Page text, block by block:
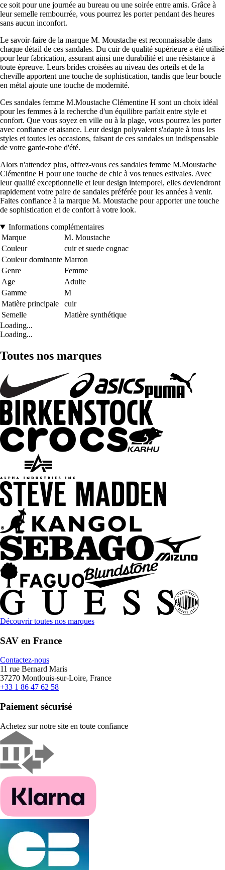
ce soit pour une journée au bureau ou une soirée entre amis. Grâce à
leur semelle rembourrée, vous pourrez les porter pendant des heures
sans aucun inconfort.
Le savoir-faire de la marque M. Moustache est reconnaissable dans
chaque détail de ces sandales. Du cuir de qualité supérieure a été utilisé
pour leur fabrication, assurant ainsi une durabilité et une résistance à
toute épreuve. Leurs brides croisées au niveau des orteils et de la
cheville apportent une touche de sophistication, tandis que leur boucle
en métal ajoute une touche de modernité.
Ces sandales femme M.Moustache Clémentine H sont un choix idéal
pour les femmes à la recherche d'un équilibre parfait entre style et
confort. Que vous soyez en ville ou à la plage, vous pourrez les porter
avec confiance et aisance. Leur design polyvalent s'adapte à tous les
styles et toutes les occasions, faisant de ces sandales un indispensable
de votre garde-robe d'été.
Alors n'attendez plus, offrez-vous ces sandales femme M.Moustache
Clémentine H pour une touche de chic à vos tenues estivales. Avec
leur qualité exceptionnelle et leur design intemporel, elles deviendront
rapidement votre paire de sandales préférée pour les années à venir.
Faites confiance à la marque M. Moustache pour apporter une touche
de sophistication et de confort à votre look.
Informations complémentaires
Marque
M. Moustache
Couleur
cuir et suede cognac
Couleur dominante Marron
Genre
Femme
Age
Adulte
Gamme
M
Matière principale
cuir
Semelle
Matière synthétique
Loading...
Loading...
Toutes nos marques
Découvrir toutes nos marques
SAV en France
Contactez-nous
11 rue Bernard Maris
37270 Montlouis-sur-Loire, France
+33 1 86 47 62 58
Paiement sécurisé
Achetez sur notre site en toute confiance